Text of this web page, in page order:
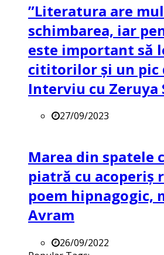
”Literatura are
schimbarea, iar
este important să
cititorilor și un pic
Interviu cu Zeruya
27/09/2023
Marea din spatele
piatră cu acoperiș
poem hipnagogic,
Avram
26/09/2022